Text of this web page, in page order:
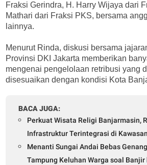
Fraksi Gerindra, H. Harry Wijaya dari
Mathari dari Fraksi PKS, bersama
lainnya.
Menurut Rinda, diskusi bersama
Provinsi DKI Jakarta memberikan
mengenai pengelolaan retribusi yang
disesuaikan dengan kondisi Kota
BACA JUGA:
Perkuat Wisata Religi Banjarmasin,
Infrastruktur Terintegrasi di
Menanti Sungai Andai Bebas
Tampung Keluhan Warga soal